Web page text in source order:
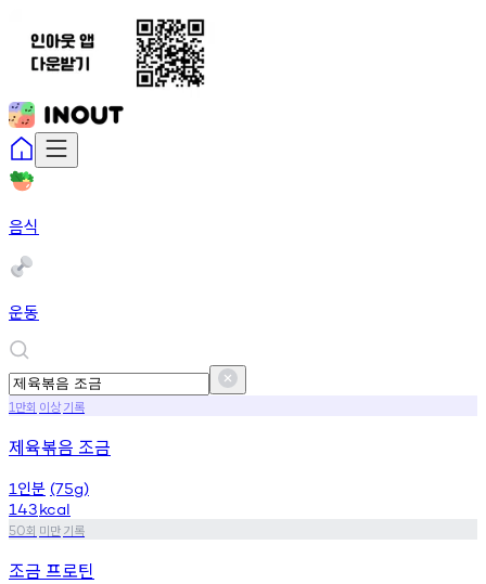
음식
운동
1 만회 이상기록
제육볶음 조금
1 인분 (75g)
143kcal
50회 미만기록
조금 프로틴